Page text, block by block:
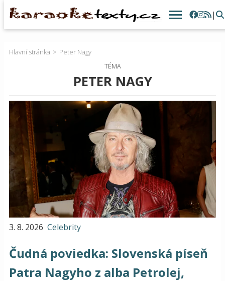
|
Hlavní stránka
Peter Nagy
TÉMA
PETER NAGY
3. 8. 2026 Celebrity
Čudná poviedka: Slovenská píseň
Patra Nagyho z alba Petrolej,